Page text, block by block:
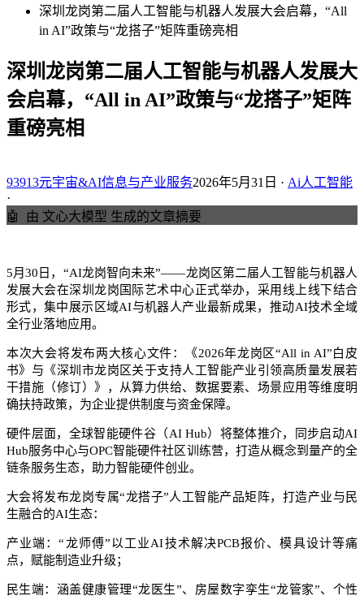
深圳龙岗第二届人工智能与机器人发展大会启幕，“All
in AI”政策与“龙搭子”矩阵重磅亮相
深圳龙岗第二届人工智能与机器人发展大
会启幕，“All in AI”政策与“龙搭子”矩阵
重磅亮相
93913元宇宙&AI信息与产业服务2026年5月31日 · Ai人工智能
·
🤖
由 文心大模型 生成的文章摘要
5月30日，“AI龙岗智向未来”——龙岗区第二届人工智能与机器人
发展大会在深圳龙岗国际艺术中心正式举办，采用线上线下结合
形式，集中展示区域AI与机器人产业最新成果，推动AI技术全域
全行业落地应用。
本次大会将发布两大核心文件：《2026年龙岗区“All in AI”白皮
书》与《深圳市龙岗区关于支持人工智能产业引领高质量发展若
干措施（修订）》，从算力供给、数据要素、场景应用等维度明
确扶持政策，为企业提供制度与资金保障。
硬件层面，全球智能硬件谷（AI Hub）将整体推介，同步启动AI
Hub服务中心与OPC智能硬件社区训练营，打造从概念到量产的全
链条服务生态，助力智能硬件创业。
大会将发布龙岗专属“龙搭子”人工智能产品矩阵，打造产业与民
生融合的AI生态：
产业端：“龙师傅”以工业AI技术解决PCB报价、模具设计等痛
点，赋能制造业升级；
民生端：涵盖健康管理“龙医生”、房屋数字孪生“龙管家”、个性